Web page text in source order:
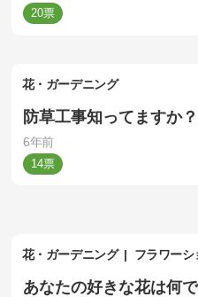
20
花・ガーデニング
防草工事知ってますか？
6年前
14
花・ガーデニング フラワーシ
あなたの好きな花は何で